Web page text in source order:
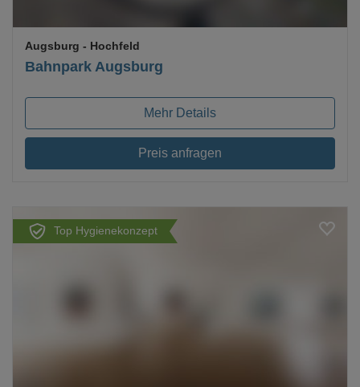
Bahnpark Augsburg
Augsburg - Hochfeld
Mehr Details
Preis anfragen
Top Hygienekonzept